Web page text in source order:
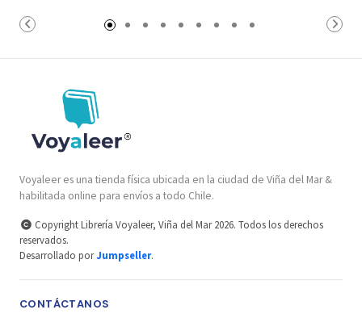
Voyaleer es una tienda física ubicada en la ciudad de Viña del Mar &
habilitada online para envíos a todo Chile.
Copyright Librería Voyaleer, Viña del Mar 2026. Todos los derechos
reservados.
Desarrollado porJumpseller.
CONTÁCTANOS